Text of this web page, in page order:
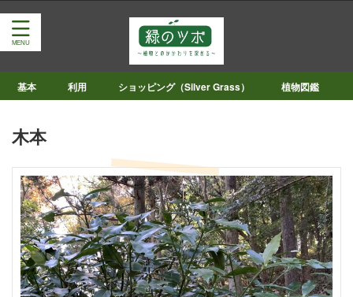
基本 利用 ショッピング（Silver Grass） 植物図鑑
木本